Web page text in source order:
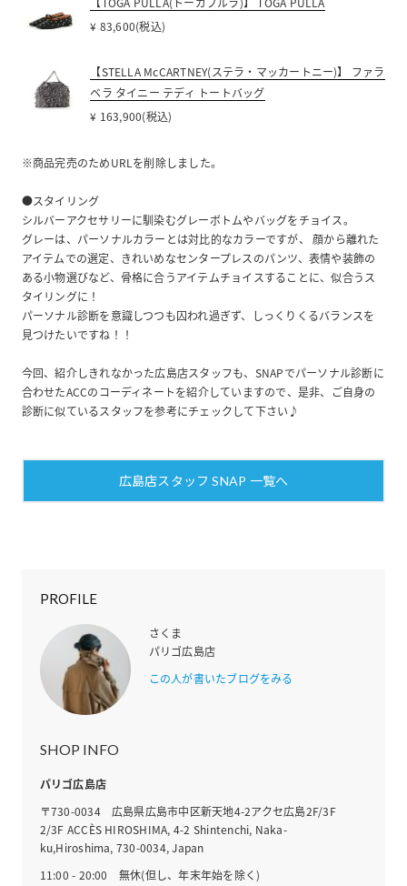
¥ 83,600(税込)
【STELLA McCARTNEY(ステラ・マッカートニー)】 ファラ
ベラ タイニー テディ トートバッグ
¥ 163,900(税込)
※商品完売のためURLを削除しました。
●スタイリング
シルバーアクセサリーに馴染むグレーボトムやバッグをチョイス。
グレーは、パーソナルカラーとは対比的なカラーですが、 顔から離れた
アイテムでの選定、きれいめなセンタープレスのパンツ、表情や装飾の
ある小物選びなど、骨格に合うアイテムチョイスすることに、似合うス
タイリングに！
パーソナル診断を意識しつつも囚われ過ぎず、しっくりくるバランスを
見つけたいですね！！
今回、紹介しきれなかった広島店スタッフも、SNAPでパーソナル診断に
合わせたACCのコーディネートを紹介していますので、是非、ご自身の
診断に似ているスタッフを参考にチェックして下さい♪
広島店スタッフ SNAP 一覧へ
PROFILE
さくま
パリゴ広島店
この人が書いたブログをみる
SHOP INFO
パリゴ広島店
〒730-0034 広島県広島市中区新天地4-2アクセ広島2F/3F
2/3F ACCÈS HIROSHIMA, 4-2 Shintenchi, Naka-
ku,Hiroshima, 730-0034, Japan
11:00 - 20:00 無休(但し、年末年始を除く)